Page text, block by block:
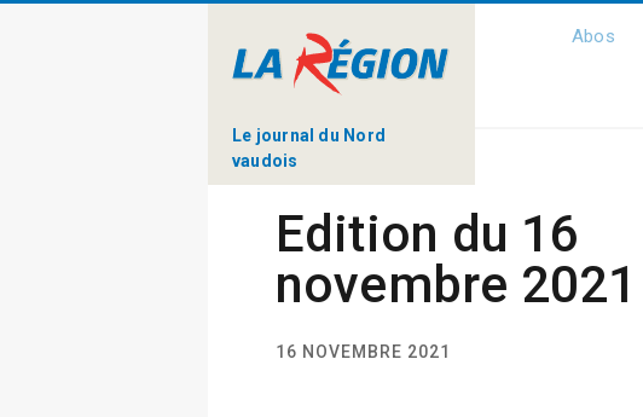
Le journal du Nord
vaudois
Abos
Edition du 16
novembre 2021
16 NOVEMBRE 2021